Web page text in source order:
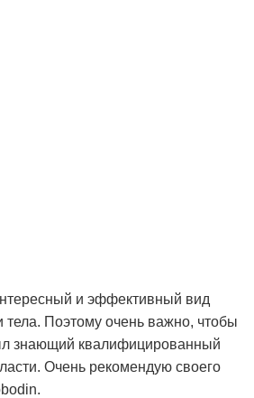
и эффективный вид
тела. Поэтому очень важно, чтобы
знающий квалифицированный
Очень рекомендую своего